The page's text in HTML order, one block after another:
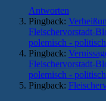
Antworten
Pingback:
Fleischervorstadt-
polemisch -
Pingback:
Fleischervorstadt-
polemisch -
Pingback: